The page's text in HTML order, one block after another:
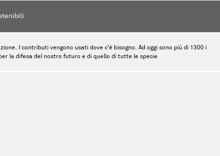
I contributi vengono usati dove c'è bisogno. Ad oggi sono più di 1300 i
la difesa del nostro futuro e di quello di tutte le specie